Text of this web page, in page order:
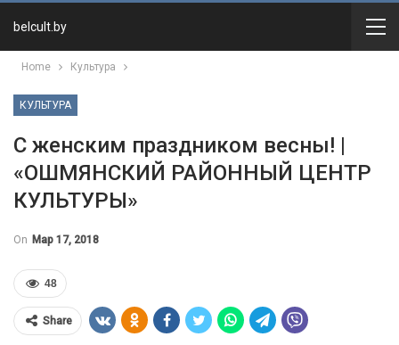
belcult.by
Home Культура
КУЛЬТУРА
С женским праздником весны! |
«ОШМЯНСКИЙ РАЙОННЫЙ ЦЕНТР
КУЛЬТУРЫ»
On Мар 17, 2018
48
Share